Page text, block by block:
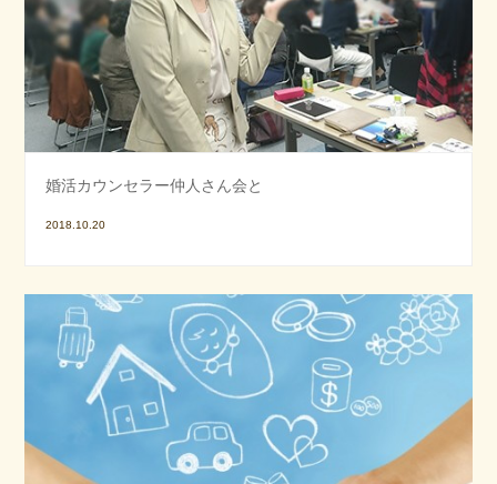
婚活カウンセラー仲人さん会と
2018.10.20